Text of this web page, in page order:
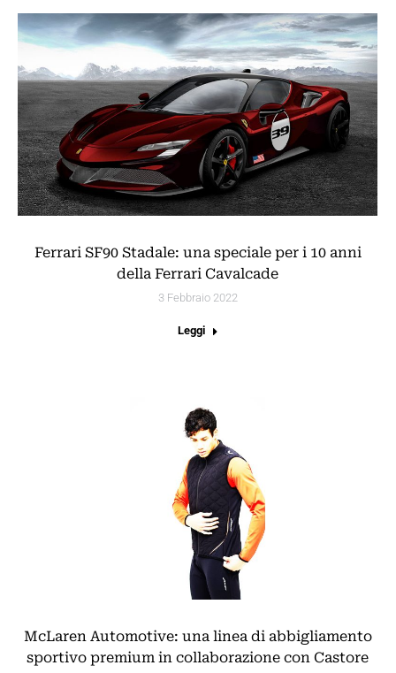
Ferrari SF90 Stadale: una speciale per i 10 anni
della Ferrari Cavalcade
3 Febbraio 2022
Leggi
McLaren Automotive: una linea di abbigliamento
sportivo premium in collaborazione con Castore